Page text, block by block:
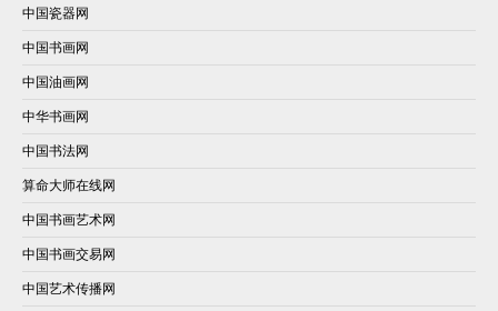
中国瓷器网
中国书画网
中国油画网
中华书画网
中国书法网
算命大师在线网
中国书画艺术网
中国书画交易网
中国艺术传播网